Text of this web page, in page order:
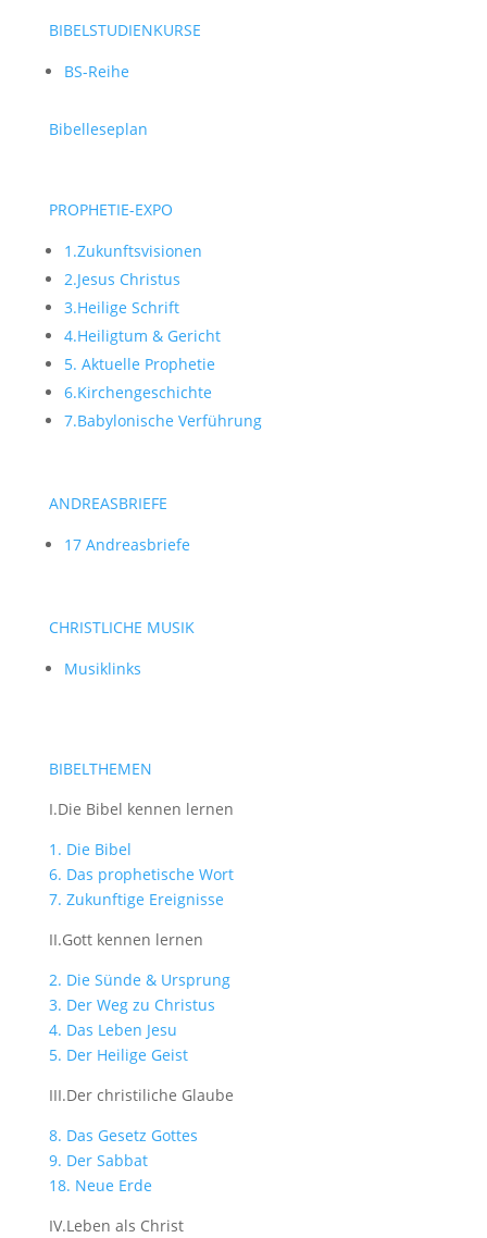
BIBELSTUDIENKURSE
BS-Reihe
Bibelleseplan
PROPHETIE-EXPO
1.Zukunftsvisionen
2.Jesus Christus
3.Heilige Schrift
4.Heiligtum & Gericht
5. Aktuelle Prophetie
6.Kirchengeschichte
7.Babylonische Verführung
ANDREASBRIEFE
17 Andreasbriefe
CHRISTLICHE MUSIK
Musiklinks
BIBELTHEMEN
I.Die Bibel kennen lernen
1. Die Bibel
6. Das prophetische Wort
7. Zukunftige Ereignisse
II.Gott kennen lernen
2. Die Sünde & Ursprung
3. Der Weg zu Christus
4. Das Leben Jesu
5. Der Heilige Geist
III.Der christiliche Glaube
8. Das Gesetz Gottes
9. Der Sabbat
18. Neue Erde
IV.Leben als Christ